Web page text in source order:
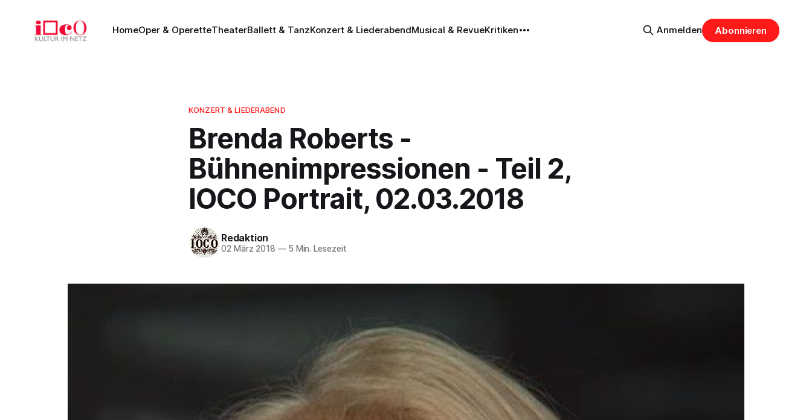
HomeOper & OperetteTheaterBallett & TanzKonzert & LiederabendMusical & RevueKritiken Anmelden Abonnieren
KONZERT & LIEDERABEND
Brenda Roberts -
Bühnenimpressionen - Teil 2,
IOCO Portrait, 02.03.2018
Redaktion
02 März 2018 —5 Min. Lesezeit